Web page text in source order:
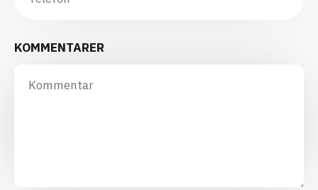
KOMMENTARER